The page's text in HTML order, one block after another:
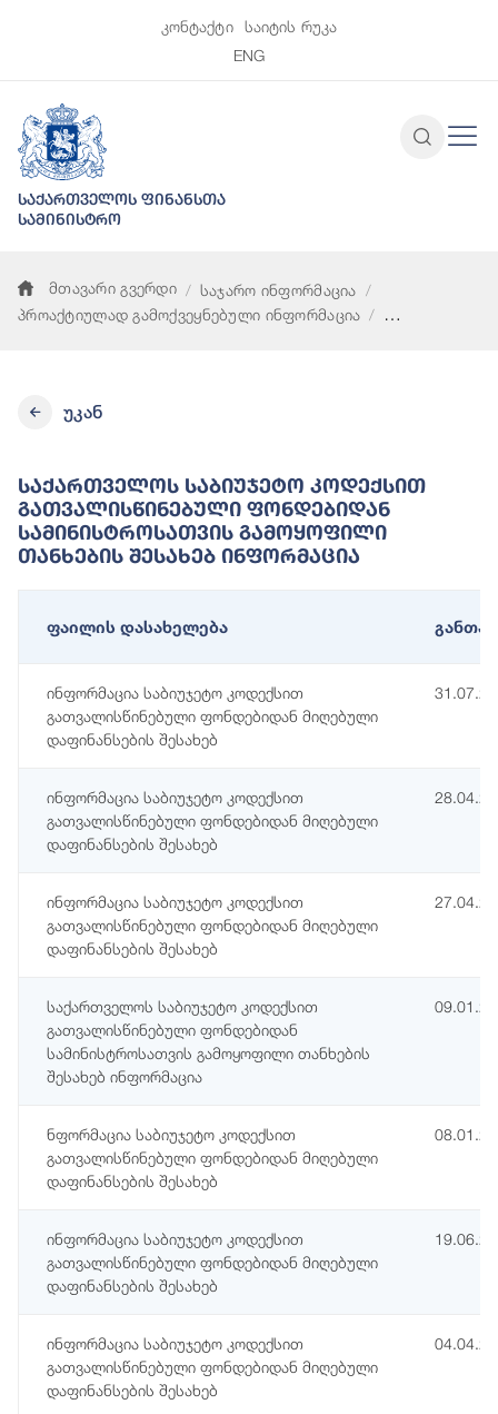
კონტაქტი
საიტის რუკა
ENG
საქართველოს ფინანსთა
სამინისტრო
მთავარი გვერდი
საჯარო ინფორმაცია
პროაქტიულად გამოქვეყნებული ინფორმაცია
უკან
Საქართველოს Საბიუჯეტო Კოდექსით
Გათვალისწინებული Ფონდებიდან
Სამინისტროსათვის Გამოყოფილი
Თანხების Შესახებ Ინფორმაცია
ფაილის დასახელება
ინფორმაცია საბიუჯეტო კოდექსით
გათვალისწინებული ფონდებიდან მიღებული
დაფინანსების შესახებ
ინფორმაცია საბიუჯეტო კოდექსით
გათვალისწინებული ფონდებიდან მიღებული
დაფინანსების შესახებ
ინფორმაცია საბიუჯეტო კოდექსით
გათვალისწინებული ფონდებიდან მიღებული
დაფინანსების შესახებ
საქართველოს საბიუჯეტო კოდექსით
გათვალისწინებული ფონდებიდან
სამინისტროსათვის გამოყოფილი თანხების
შესახებ ინფორმაცია
ნფორმაცია საბიუჯეტო კოდექსით
გათვალისწინებული ფონდებიდან მიღებული
დაფინანსების შესახებ
ინფორმაცია საბიუჯეტო კოდექსით
გათვალისწინებული ფონდებიდან მიღებული
დაფინანსების შესახებ
ინფორმაცია საბიუჯეტო კოდექსით
გათვალისწინებული ფონდებიდან მიღებული
დაფინანსების შესახებ